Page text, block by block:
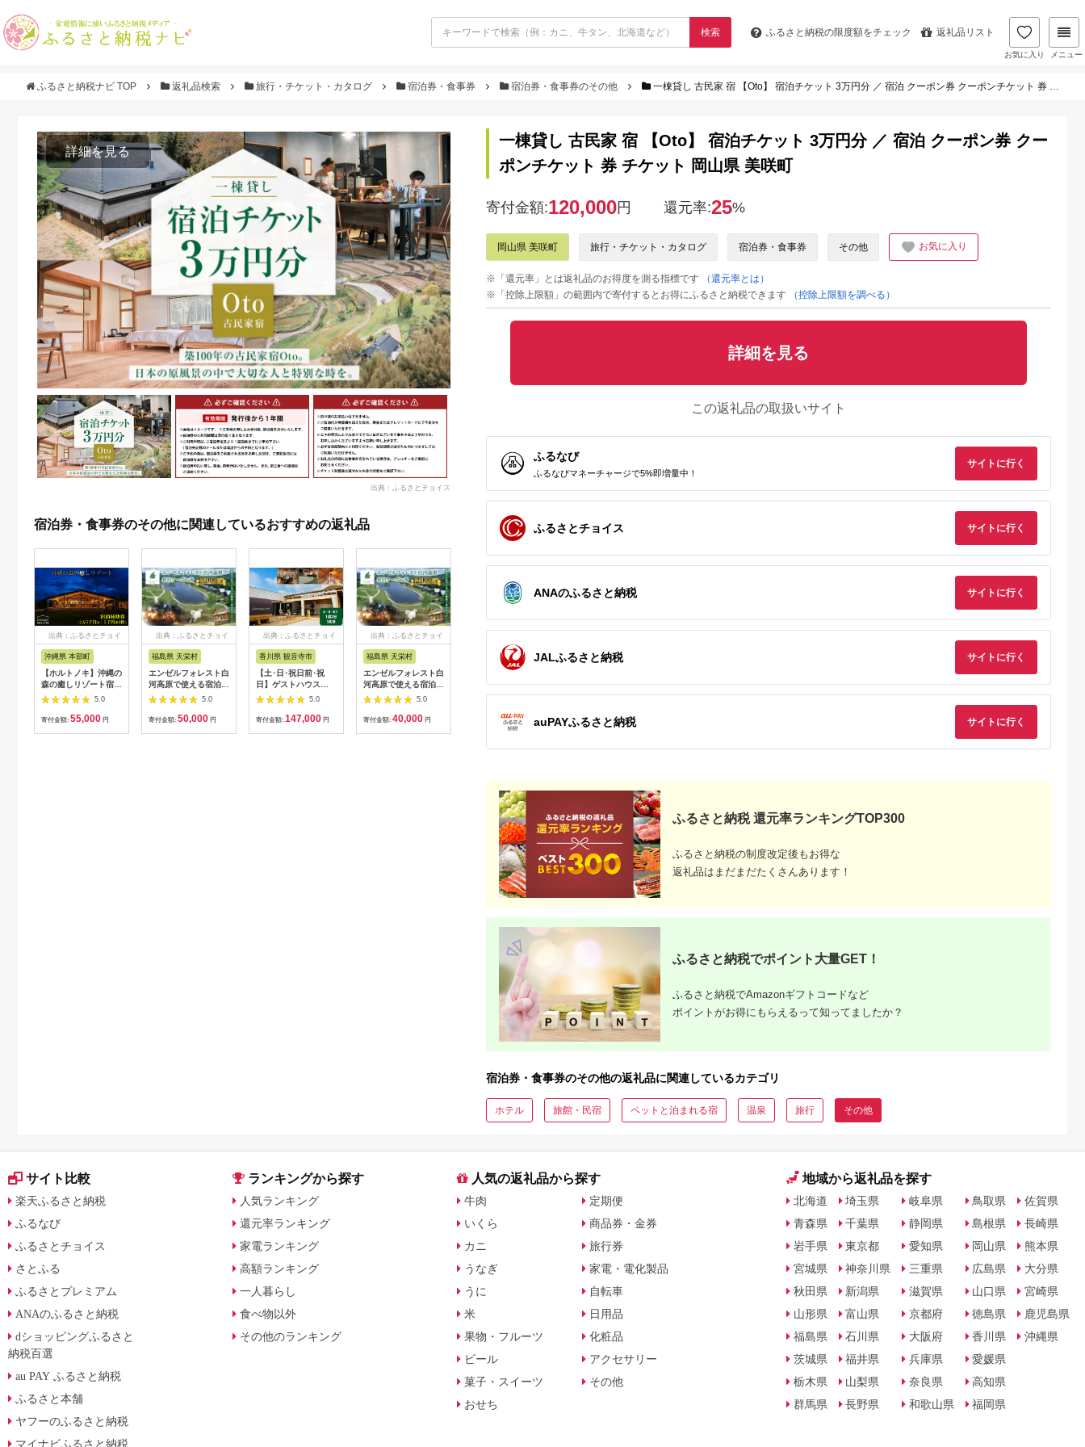
検索 ふるさと納税の限度額をチェック 返礼品リスト
お気に入り メニュー
ふるさと納税ナビ TOP 返礼品検索 旅行・チケット・カタログ 宿泊券・食事券 宿泊券・食事券のその他 一棟貸し 古民家 宿 【Oto】 宿泊チケット 3万円分 ／ 宿泊 クーポン券 クーポンチケット 券 チケット 岡山県 美咲町
詳細を見る
出典：ふるさとチョイス
宿泊券・食事券のその他に関連しているおすすめの返礼品
出典：ふるさとチョイ
沖縄県 本部町
【ホルトノキ】沖縄の
森の癒しリゾート宿泊
補助券（１万５千円
分：５千円券３枚）
5.0
寄付金額: 55,000 円
出典：ふるさとチョイ
福島県 天栄村
エンゼルフォレスト白
河高原で使える宿泊ク
ーポン券（15000円相
当） ペット コテージ
サウナ グランピング
5.0
寄付金額: 50,000 円
出典：ふるさとチョイ
香川県 観音寺市
【土･日･祝日前･祝
日】ゲストハウス
ONE宿泊券 3名様1
5.0
寄付金額: 147,000 円
出典：ふるさとチョイ
福島県 天栄村
エンゼルフォレスト白
河高原で使える宿泊ク
ーポン券（12,000円
相当） F21T-097
5.0
寄付金額: 40,000 円
兵庫県 淡路市
Glamping Resort
Awaji＜オーシャンテ
ラス＞素泊まりプラン
234,000円
山梨県 北杜市
施設利用券15,000
円 コテージ リゾー
15,000円分 チケット
八ヶ岳 北杜市 宿泊 体
寄付金額:50,000
地産地消の新鮮食材を
BBQで♪1泊2食付ペア
光 BBQ バーベキュー
犬 ドッグラン 猫 海
河高原で使える宿泊ク
ーポン券（9,000円相
山梨県 富士河口湖町
【PICA富士西湖／
PICA Fujiyama（共
通）】30,000円宿泊
円
三重県 紀北町
Log&sauna jyouno-
hama《宿泊割引券
15,000円分》1日2組
限定 プライベートサ
ウナ付きログハウス
三重紀北町 【LS02
寄付金額:
一棟貸し 古民家 宿 【Oto】 宿泊チケット 3万円分 ／ 宿泊 クーポン券 クー
ポンチケット 券 チケット 岡山県 美咲町
寄付金額:120,000円 還元率:25%
岡山県 美咲町 旅行・チケット・カタログ 宿泊券・食事券 その他 お気に入り
※「還元率」とは返礼品のお得度を測る指標です
（還元率とは）
※「控除上限額」の範囲内で寄付するとお得にふるさと納税できます
（控除上限額を調べる）
詳細を見る
この返礼品の取扱いサイト
ふるなび
ふるなびマネーチャージで5%即増量中！
サイトに行く
ふるさとチョイス サイトに行く
ANAのふるさと納税 サイトに行く
JALふるさと納税 サイトに行く
auPAYふるさと納税 サイトに行く
ふるさと納税 還元率ランキングTOP300
ふるさと納税の制度改定後もお得な
返礼品はまだまだたくさんあります！
ふるさと納税でポイント大量GET！
ふるさと納税でAmazonギフトコードなど
ポイントがお得にもらえるって知ってましたか？
宿泊券・食事券のその他の返礼品に関連しているカテゴリ
ホテル 旅館・民宿 ペットと泊まれる宿 温泉 旅行 その他
サイト比較
楽天ふるさと納税
ふるなび
ふるさとチョイス
さとふる
ふるさとプレミアム
ANAのふるさと納税
dショッピングふるさと
納税百選
au PAY ふるさと納税
ふるさと本舗
ヤフーのふるさと納税
マイナビふるさと納税
ランキングから探す
人気ランキング
還元率ランキング
家電ランキング
高額ランキング
一人暮らし
食べ物以外
その他のランキング
人気の返礼品から探す
牛肉
いくら
カニ
うなぎ
うに
米
果物・フルーツ
ビール
菓子・スイーツ
おせち
定期便
商品券・金券
旅行券
家電・電化製品
自転車
日用品
化粧品
アクセサリー
その他
地域から返礼品を探す
北海道
青森県
岩手県
宮城県
秋田県
山形県
福島県
茨城県
栃木県
群馬県
埼玉県
千葉県
東京都
神奈川県
新潟県
富山県
石川県
福井県
山梨県
長野県
岐阜県
静岡県
愛知県
三重県
滋賀県
京都府
大阪府
兵庫県
奈良県
和歌山県
鳥取県
島根県
岡山県
広島県
山口県
徳島県
香川県
愛媛県
高知県
福岡県
佐賀県
長崎県
熊本県
大分県
宮崎県
鹿児島県
沖縄県